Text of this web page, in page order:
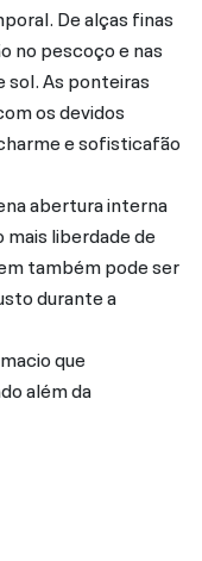
De alças finas
no pescoço e nas
As ponteiras
os devidos
e sofisticafão
abertura interna
liberdade de
também pode ser
durante a
que
além da